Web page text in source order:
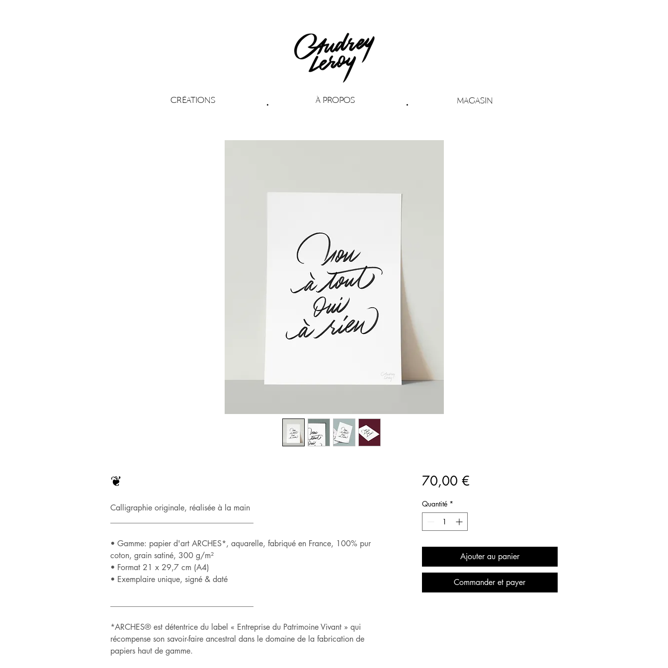
CRÉATIONS • À PROPOS • MAGASIN
❦
Calligraphie originale, réalisée à la main
• Gamme: papier d'art ARCHES*, aquarelle, fabriqué en France, 100% pur
coton, grain satiné, 300 g/m²
• Format 21 x 29,7 cm (A4)
• Exemplaire unique, signé & daté
*ARCHES® est détentrice du label « Entreprise du Patrimoine Vivant » qui
récompense son savoir-faire ancestral dans le domaine de la fabrication de
papiers haut de gamme.
70,00 €Prix
Quantité *
Ajouter au panier
Commander et payer